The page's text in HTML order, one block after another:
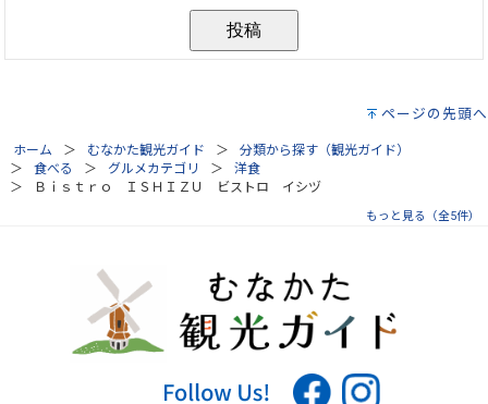
ページの先頭へ
ホーム むなかた観光ガイド
分類から探す（観光ガイド）
食べる
グルメカテゴリ
洋食
Ｂｉｓｔｒｏ ＩＳＨＩＺＵ ビストロ イシヅ
もっと見る（全5件）